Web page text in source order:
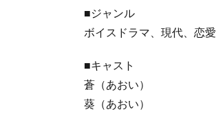
■ジャンル
ボイスドラマ、現代、恋愛
■キャスト
蒼（あおい）
葵（あおい）